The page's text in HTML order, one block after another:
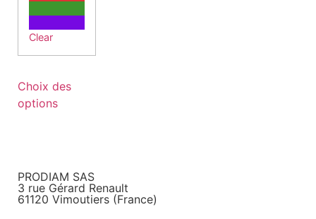
Clear
Choix des
options
PRODIAM SAS
3 rue Gérard Renault
61120 Vimoutiers (France)